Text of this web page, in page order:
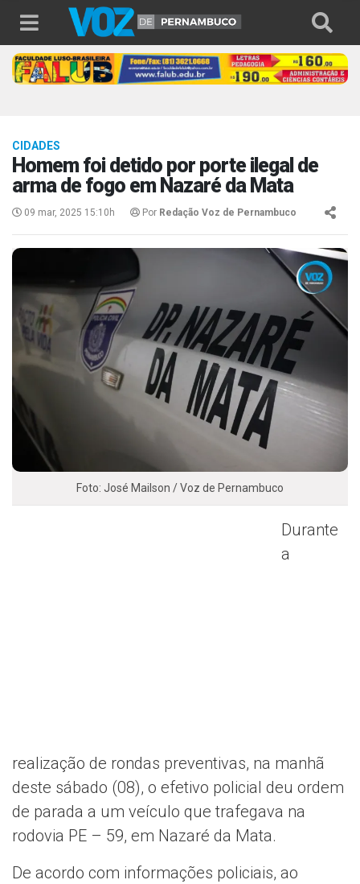
CIDADES
Homem foi detido por porte ilegal de
arma de fogo em Nazaré da Mata
09 mar, 2025 15:10h Por Redação Voz de Pernambuco
Foto: José Mailson / Voz de Pernambuco
Durante
a
realização de rondas preventivas, na manhã
deste sábado (08), o efetivo policial deu ordem
de parada a um veículo que trafegava na
rodovia PE – 59, em Nazaré da Mata.
De acordo com informações policiais, ao